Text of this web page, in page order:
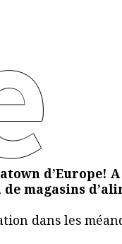
d’Europe!
magasins
dans les